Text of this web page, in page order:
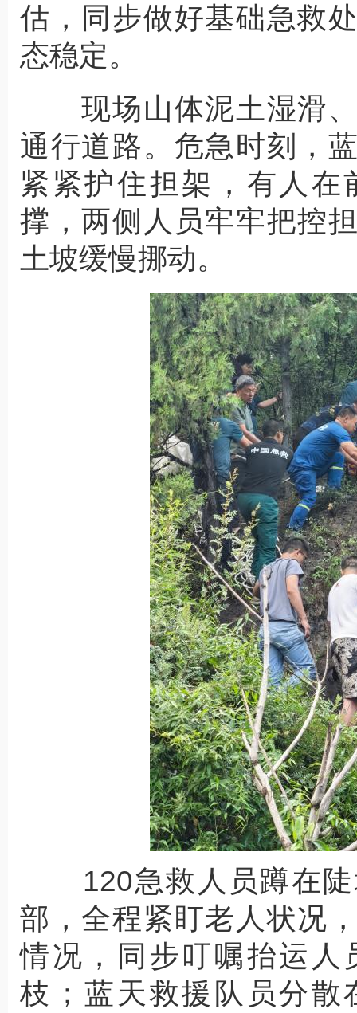
估，同步做好基础急救
态稳定。
现场山体泥土湿滑、
通行道路。危急时刻，
紧紧护住担架，有人
撑，两侧人员牢牢把控
土坡缓慢挪动。
120急救人员蹲在陡
部，全程紧盯老人状况
情况，同步叮嘱抬运人
枝；蓝天救援队员分散